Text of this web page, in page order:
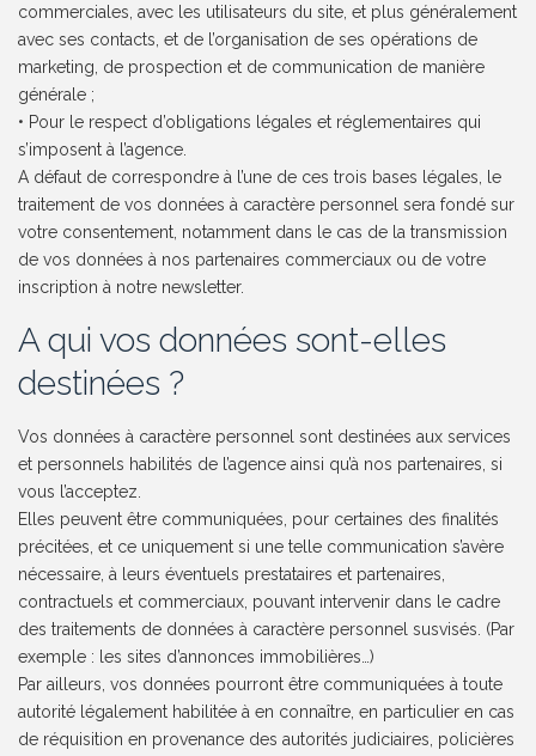
commerciales, avec les utilisateurs du site, et plus généralement
avec ses contacts, et de l’organisation de ses opérations de
marketing, de prospection et de communication de manière
générale ;
• Pour le respect d’obligations légales et réglementaires qui
s’imposent à l’agence.
A défaut de correspondre à l’une de ces trois bases légales, le
traitement de vos données à caractère personnel sera fondé sur
votre consentement, notamment dans le cas de la transmission
de vos données à nos partenaires commerciaux ou de votre
inscription à notre newsletter.
A qui vos données sont-elles
destinées ?
Vos données à caractère personnel sont destinées aux services
et personnels habilités de l’agence ainsi qu’à nos partenaires, si
vous l’acceptez.
Elles peuvent être communiquées, pour certaines des finalités
précitées, et ce uniquement si une telle communication s’avère
nécessaire, à leurs éventuels prestataires et partenaires,
contractuels et commerciaux, pouvant intervenir dans le cadre
des traitements de données à caractère personnel susvisés. (Par
exemple : les sites d’annonces immobilières…)
Par ailleurs, vos données pourront être communiquées à toute
autorité légalement habilitée à en connaître, en particulier en cas
de réquisition en provenance des autorités judiciaires, policières